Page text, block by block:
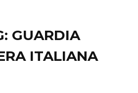
GUARDIA
ITALIANA